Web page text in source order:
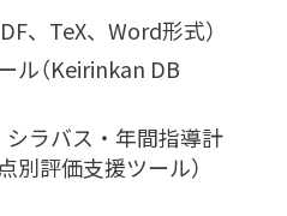
、TeX、Word形式）
ル（Keirinkan DB
シラバス・年間指導計
別評価支援ツール）